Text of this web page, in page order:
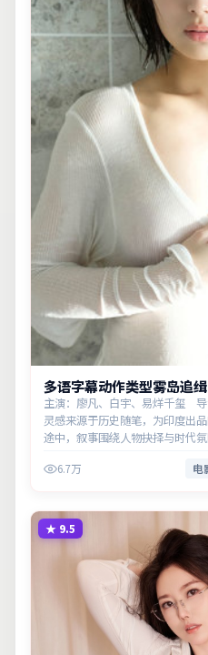
多语字幕动作类型雾岛追
主演：廖凡、白宇、易烊千玺
灵感来源于历史随笔，为印度出
途中，叙事围绕人物抉择与时代
6.7万 电
★ 9.5